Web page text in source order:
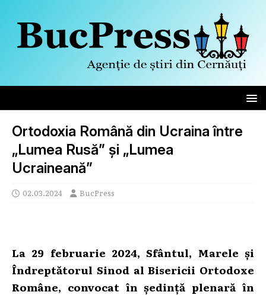
Ortodoxia Română din Ucraina între
„Lumea Rusă” și „Lumea
Ucraineană”
02.03.2024 BucPress
La 29 februarie 2024, Sfântul, Marele și
Îndreptătorul Sinod al Bisericii Ortodoxe
Române, convocat în ședință plenară în